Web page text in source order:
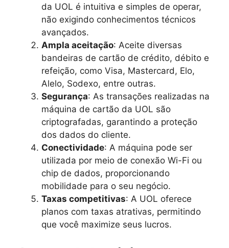
da UOL é intuitiva e simples de operar,
não exigindo conhecimentos técnicos
avançados.
Ampla aceitação: Aceite diversas
bandeiras de cartão de crédito, débito e
refeição, como Visa, Mastercard, Elo,
Alelo, Sodexo, entre outras.
Segurança: As transações realizadas na
máquina de cartão da UOL são
criptografadas, garantindo a proteção
dos dados do cliente.
Conectividade: A máquina pode ser
utilizada por meio de conexão Wi-Fi ou
chip de dados, proporcionando
mobilidade para o seu negócio.
Taxas competitivas: A UOL oferece
planos com taxas atrativas, permitindo
que você maximize seus lucros.